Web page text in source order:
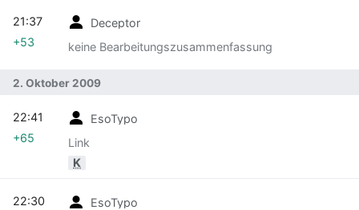
Deceptor
keine Bearbeitungszusammenfassung
21:37
+53
2. Oktober 2009
EsoTypo
Link
K
22:41
+65
EsoTypo
22:30